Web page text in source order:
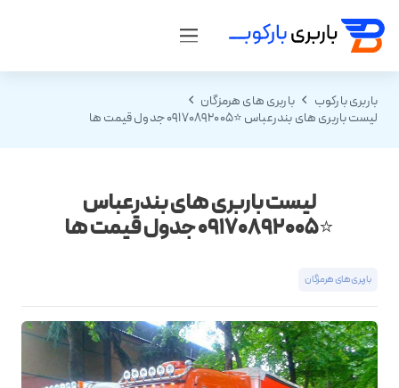
باربری بارکوب
باربری های هرمزگان
لیست باربری های بندرعباس ⭐️09170892005 جدول قیمت ها
لیست باربری های بندرعباس
⭐️09170892005 جدول قیمت ها
باربری های هرمزگان